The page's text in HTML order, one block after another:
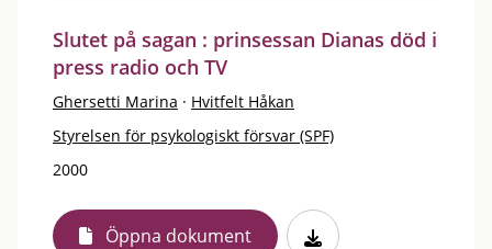
Slutet på sagan : prinsessan Dianas död i
press radio och TV
Ghersetti Marina · Hvitfelt Håkan
Styrelsen för psykologiskt försvar (SPF)
2000
Öppna dokument